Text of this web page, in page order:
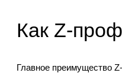
Как Z-
Главное преимущество